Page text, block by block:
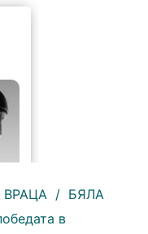
ВРАЦА / БЯЛА
в